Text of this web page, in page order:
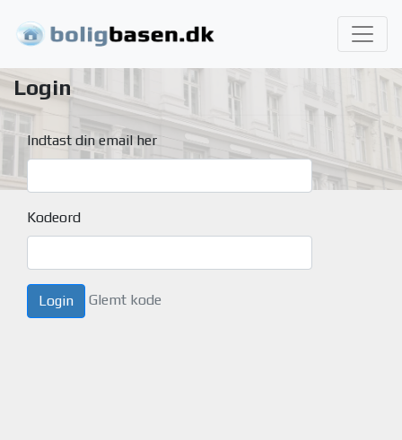
Login
Indtast din email her
Kodeord
Glemt kode